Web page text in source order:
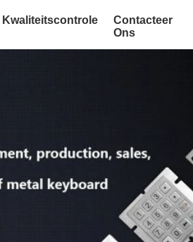
Kwaliteitscontrole
Contacteer
Ons